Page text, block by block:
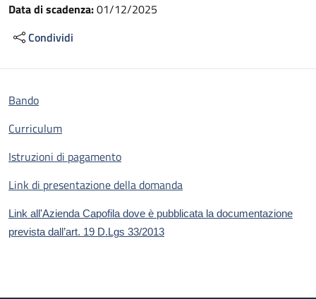
Data di scadenza:01/12/2025
Condividi
Bando
Curriculum
Istruzioni di pagamento
Link di presentazione della domanda
Link all'Azienda Capofila dove è pubblicata la documentazione
prevista dall’art. 19 D.Lgs 33/2013